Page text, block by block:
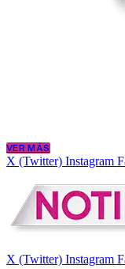
VER MÁS
X (Twitter) Instagram
X (Twitter) Instagram